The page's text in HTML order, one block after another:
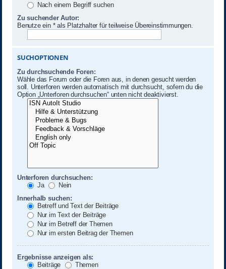
Nach einem Begriff suchen
Zu suchender Autor:
Benutze ein * als Platzhalter für teilweise Übereinstimmungen.
SUCHOPTIONEN
Zu durchsuchende Foren:
Wähle das Forum oder die Foren aus, in denen gesucht werden
soll. Unterforen werden automatisch mit durchsucht, sofern du die
Option „Unterforen durchsuchen“ unten nicht deaktivierst.
Unterforen durchsuchen:
Ja
Nein
Innerhalb suchen:
Betreff und Text der Beiträge
Nur im Text der Beiträge
Nur im Betreff der Themen
Nur im ersten Beitrag der Themen
Ergebnisse anzeigen als:
Beiträge
Themen